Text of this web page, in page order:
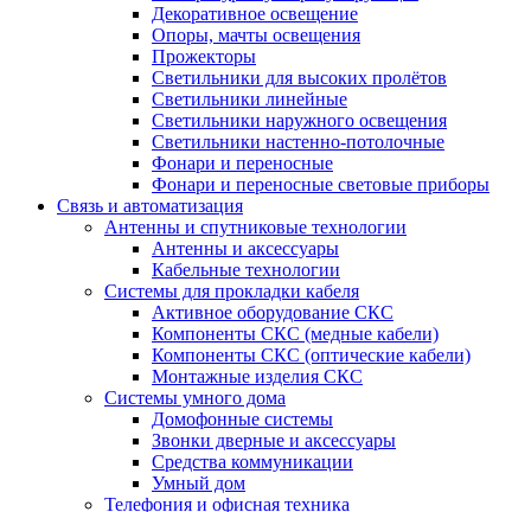
Декоративное освещение
Опоры, мачты освещения
Прожекторы
Светильники для высоких пролётов
Светильники линейные
Светильники наружного освещения
Светильники настенно-потолочные
Фонари и переносные
Фонари и переносные световые приборы
Связь и автоматизация
Антенны и спутниковые технологии
Антенны и аксессуары
Кабельные технологии
Системы для прокладки кабеля
Активное оборудование СКС
Компоненты СКС (медные кабели)
Компоненты СКС (оптические кабели)
Монтажные изделия СКС
Системы умного дома
Домофонные системы
Звонки дверные и аксессуары
Средства коммуникации
Умный дом
Телефония и офисная техника